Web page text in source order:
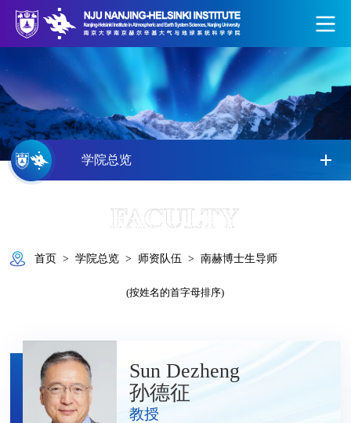
学院总览
南赫博士生导师
FACULTY
首页 > 学院总览 > 师资队伍 > 南赫博士生导师
(按姓名的首字母排序)
Sun Dezheng
孙德征
教授